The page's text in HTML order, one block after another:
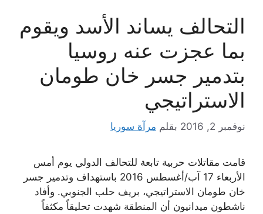
التحالف يساند الأسد ويقوم
بما عجزت عنه روسيا
بتدمير جسر خان طومان
الاستراتيجي
نوفمبر 2, 2016 بقلم مرآة سوريا
قامت مقاتلات حربية تابعة للتحالف الدولي يوم أمس
الأربعاء 17 آب/أغسطس 2016 باستهداف وتدمير جسر
خان طومان الاستراتيجي، بريف حلب الجنوبي. وأفاد
ناشطون ميدانيون أن المنطقة شهدت تحليقاً مكثفاً